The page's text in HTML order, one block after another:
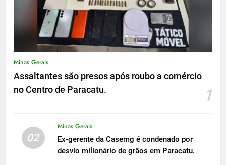
Minas Gerais
Assaltantes são presos após roubo a comércio
no Centro de Paracatu.
1
02
Minas Gerais
Ex-gerente da Casemg é condenado por
desvio milionário de grãos em Paracatu.